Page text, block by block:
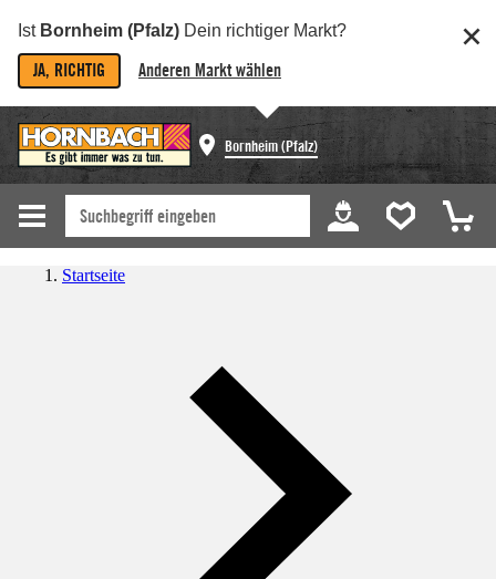
Ist Bornheim (Pfalz) Dein richtiger Markt?
JA, RICHTIG Anderen Markt wählen
Bornheim (Pfalz)
Startseite